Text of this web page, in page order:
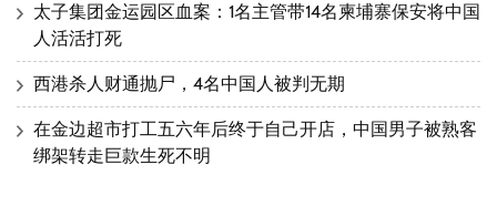
太子集团金运园区血案：1名主管带14名柬埔寨保安将中国
人活活打死
西港杀人财通抛尸，4名中国人被判无期
在金边超市打工五六年后终于自己开店，中国男子被熟客
绑架转走巨款生死不明